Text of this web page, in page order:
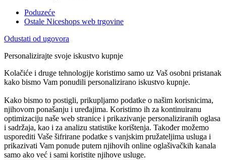
Poduzeće
Ostale Niceshops web trgovine
Odustati od ugovora
Personalizirajte svoje iskustvo kupnje
Kolačiće i druge tehnologije koristimo samo uz Vaš osobni pristanak
kako bismo Vam ponudili personalizirano iskustvo kupnje.
Kako bismo to postigli, prikupljamo podatke o našim korisnicima,
njihovom ponašanju i uređajima. Koristimo ih za kontinuiranu
optimizaciju naše web stranice i prikazivanje personaliziranih oglasa
i sadržaja, kao i za analizu statistike korištenja. Također možemo
usporediti Vaše šifrirane podatke s vanjskim pružateljima usluga i
prikazivati Vam ponude putem njihovih online oglašivačkih kanala
samo ako već i sami koristite njihove usluge.